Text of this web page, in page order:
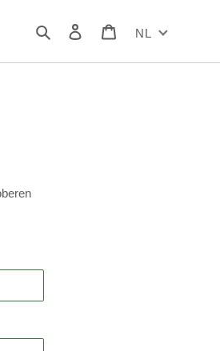
Zoeken Inloggen Winkelwagen
NL